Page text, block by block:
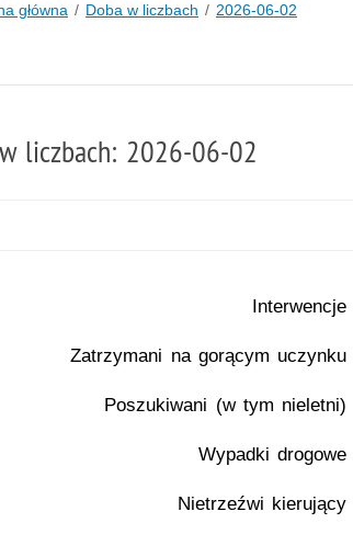
główna Doba w liczbach 2026-06-02
liczbach: 2026-06-02
Interwencje
Zatrzymani na gorącym uczynku
Poszukiwani (w tym nieletni)
Wypadki drogowe
Nietrzeźwi kierujący